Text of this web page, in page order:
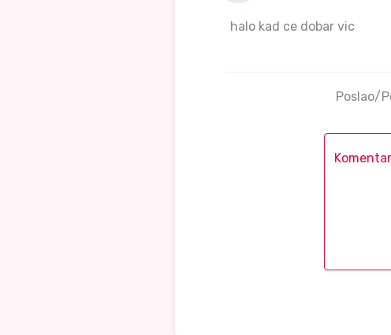
halo kad ce dobar vic
Poslao/